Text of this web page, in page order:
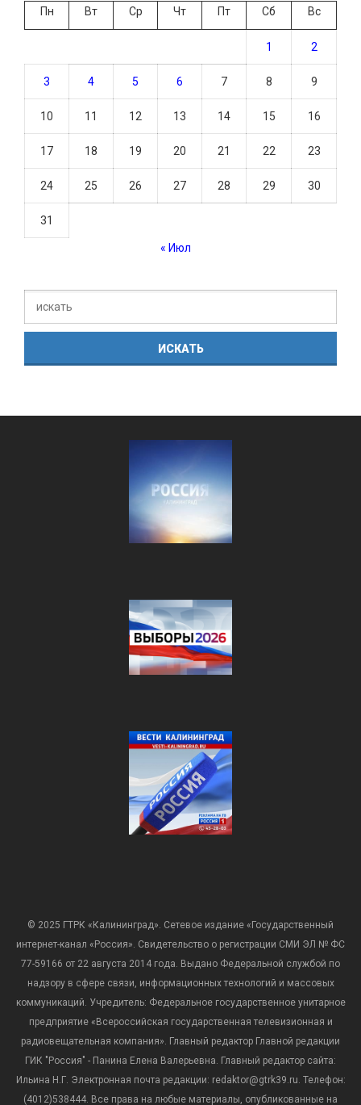
Пн
Вт Ср Чт Пт Сб Вс
1 2
3 4 5 6 7 8 9
10 11 12 13 14 15 16
17 18 19 20 21 22 23
24 25 26 27 28 29 30
31
« Июл
© 2025 ГТРК «Калининград». Сетевое издание «Государственный
интернет-канал «Россия». Свидетельство о регистрации СМИ ЭЛ № ФС
77-59166 от 22 августа 2014 года. Выдано Федеральной службой по
надзору в сфере связи, информационных технологий и массовых
коммуникаций. Учредитель: Федеральное государственное унитарное
предприятие «Всероссийская государственная телевизионная и
радиовещательная компания». Главный редактор Главной редакции
ГИК "Россия" - Панина Елена Валерьевна. Главный редактор сайта:
Ильина Н.Г. Электронная почта редакции: redaktor@gtrk39.ru. Телефон:
(4012)538444. Все права на любые материалы, опубликованные на